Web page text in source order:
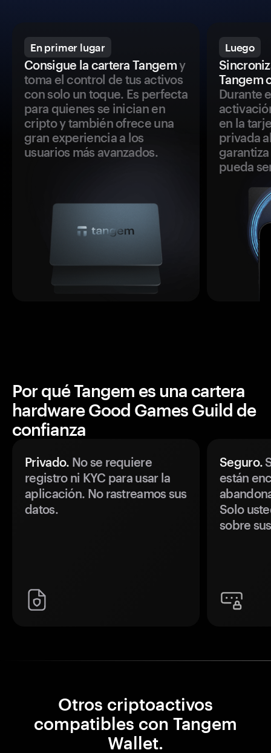
En primer lugar
Consigue la cartera Tangemy
toma el control de tus activos
con solo un toque. Es perfecta
para quienes se inician en
cripto y también ofrece una
gran experiencia a los
usuarios más avanzados.
Luego
Tangem
Durante
en la
privada
pueda
Por qué Tangem es una cartera
hardware Good Games Guild de
confianza
Privado. No se requiere
registro ni KYC para usar la
aplicación. No rastreamos sus
datos.
Seguro.
están
Solo
sobre
Otros criptoactivos
compatibles con Tangem
Wallet.